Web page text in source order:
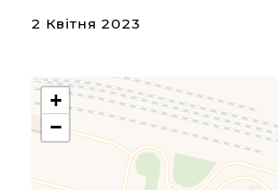
2 Квітня 2023
+
−